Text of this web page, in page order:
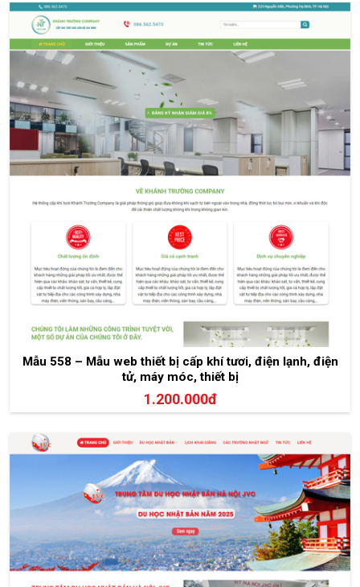
Mẫu 558 – Mẫu web thiết bị cấp khí tươi, điện lạnh, điện
tử, máy móc, thiết bị
1.200.000đ